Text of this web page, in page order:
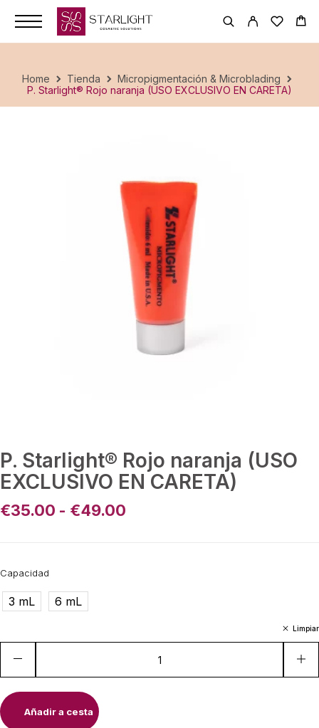
Home Tienda
Micropigmentación & Microblading
P. Starlight® Rojo naranja (USO EXCLUSIVO EN CARETA)
P. Starlight® Rojo naranja (USO
EXCLUSIVO EN CARETA)
€35.00 - €49.00
Capacidad
3 mL 6 mL
Limpiar
Añadir a cesta